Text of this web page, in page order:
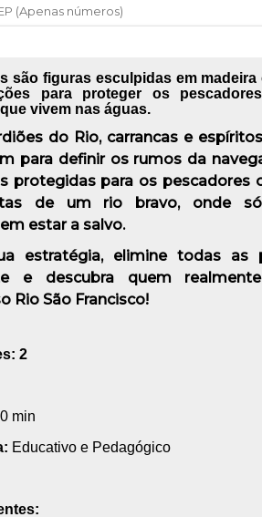
são figuras esculpidas em madeira
para proteger os
vivem nas águas.
do Rio, carrancas e
para definir os rumos da
protegidas para os pescadores
de um rio bravo, onde
estar a salvo.
estratégia, elimine todas as
e descubra quem
Rio São Francisco!
2
min
Educativo e Pedagógico